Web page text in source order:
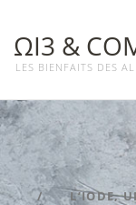
ΩΙ3 &
LES BIENFAITS DES
L’IODE,